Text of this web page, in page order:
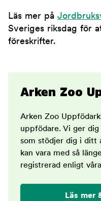
Läs mer på
Sveriges riksdag för
föreskrifter.
Arken Zoo
Arken Zoo
uppfödare. Vi ger
som stödjer dig i ditt
kan vara med så
registrerad enligt
Läs mer